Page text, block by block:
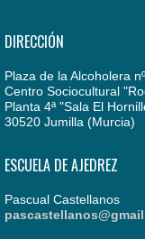
DIRECCIÓN
Plaza de la Alcoholera
Centro Sociocultural
Planta 4ª "Sala El
30520 Jumilla (Murcia)
ESCUELA DE AJEDREZ
Pascual Castellanos